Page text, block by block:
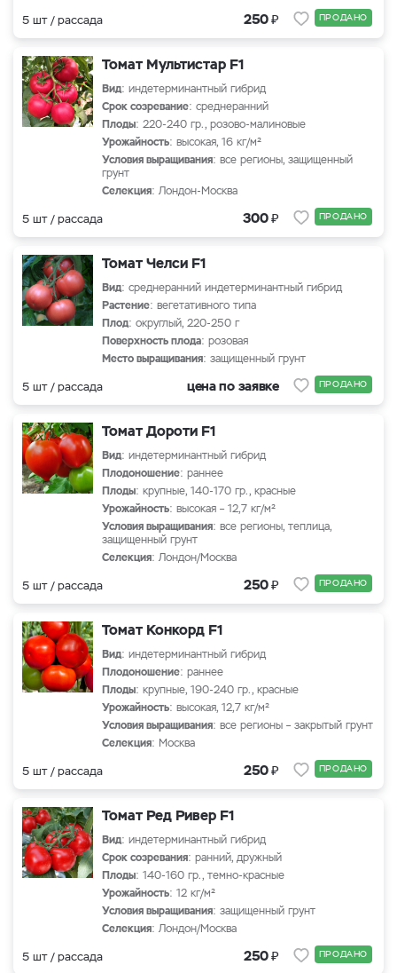
5 шт / рассада 250₽ ПРОДАНО
Томат Мультистар F1
Вид: индетерминантный гибрид
Срок созревание: среднеранний
Плоды: 220-240 гр., розово-малиновые
Урожайность: высокая, 16 кг/м²
Условия выращивания: все регионы, защищенный
грунт
Селекция: Лондон-Москва
5 шт / рассада 300₽ ПРОДАНО
Томат Челси F1
Вид: среднеранний индетерминантный гибрид
Растение: вегетативного типа
Плод: округлый, 220-250 г
Поверхность плода: розовая
Место выращивания: защищенный грунт
5 шт / рассада цена по заявке ПРОДАНО
Томат Дороти F1
Вид: индетерминантный гибрид
Плодоношение: раннее
Плоды: крупные, 140-170 гр., красные
Урожайность: высокая – 12,7 кг/м²
Условия выращивания: все регионы, теплица,
защищенный грунт
Селекция: Лондон/Москва
5 шт / рассада 250₽ ПРОДАНО
Томат Конкорд F1
Вид: индетерминантный гибрид
Плодоношение: раннее
Плоды: крупные, 190-240 гр., красные
Урожайность: высокая, 12,7 кг/м²
Условия выращивания: все регионы – закрытый грунт
Селекция: Москва
5 шт / рассада 250₽ ПРОДАНО
Томат Ред Ривер F1
Вид: индетерминантный гибрид
Срок созревания: ранний, дружный
Плоды: 140-160 гр., темно-красные
Урожайность: 12 кг/м²
Условия выращивания: защищенный грунт
Селекция: Лондон/Москва
5 шт / рассада 250₽ ПРОДАНО